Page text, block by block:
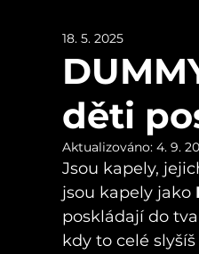
děti
18. 5. 2025
Aktualizováno: 4. 9.
Jsou kapely,
jsou kapely jako
poskládají do
kdy to celé